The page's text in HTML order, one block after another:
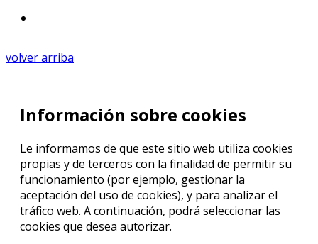
volver arriba
Información sobre cookies
Le informamos de que este sitio web utiliza cookies
propias y de terceros con la finalidad de permitir su
funcionamiento (por ejemplo, gestionar la
aceptación del uso de cookies), y para analizar el
tráfico web. A continuación, podrá seleccionar las
cookies que desea autorizar.